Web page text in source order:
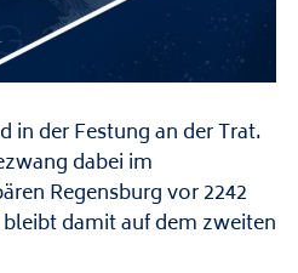
in der Festung an der Trat.
dabei im
Regensburg vor 2242
damit auf dem zweiten